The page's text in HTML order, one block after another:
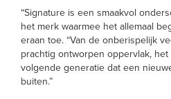
“Signature is een smaakvol
het merk waarmee het allemaal
eraan toe. “Van de onberispelijk
prachtig ontworpen oppervlak,
volgende generatie dat een
buiten.”